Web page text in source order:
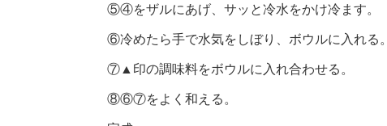
⑤④をザルにあげ、サッと冷水をかけ冷ます。
⑥冷めたら手で水気をしぼり、ボウルに入れる。
⑦▲印の調味料をボウルに入れ合わせる。
⑧⑥⑦をよく和える。